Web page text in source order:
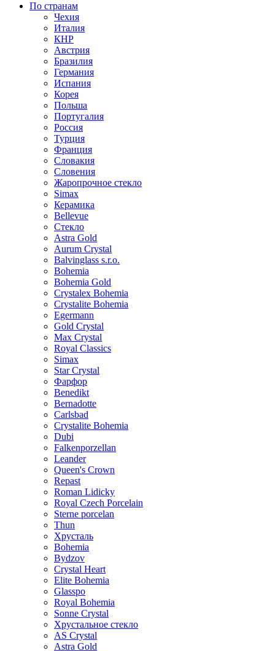
По странам
Чехия
Италия
КНР
Австрия
Бразилия
Германия
Испания
Корея
Польша
Португалия
Россия
Турция
Франция
Словакия
Словения
Жаропрочное стекло
Simax
Керамика
Bellevue
Стекло
Astra Gold
Aurum Crystal
Balvinglass s.r.o.
Bohemia
Bohemia Gold
Crystalex Bohemia
Crystalite Bohemia
Egermann
Gold Crystal
Max Crystal
Royal Classics
Simax
Star Crystal
Фарфор
Benedikt
Bernadotte
Carlsbad
Crystalite Bohemia
Dubi
Falkenporzellan
Leander
Queen's Crown
Repast
Roman Lidicky
Royal Czech Porcelain
Sterne porcelan
Thun
Хрусталь
Bohemia
Bydzov
Crystal Heart
Elite Bohemia
Glasspo
Royal Bohemia
Sonne Crystal
Хрустальное стекло
AS Crystal
Astra Gold